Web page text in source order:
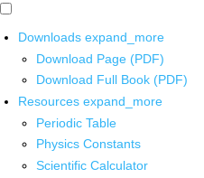
Downloads expand_more
Download Page (PDF)
Download Full Book (PDF)
Resources expand_more
Periodic Table
Physics Constants
Scientific Calculator